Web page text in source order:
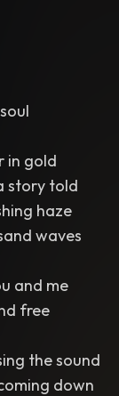
in gold
story told
haze
waves
and me
free
the sound
down